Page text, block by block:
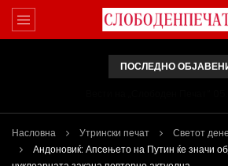
ПОСЛЕДНО
Насловна Утрински печат
Светот
Андоновиќ: Апсењето на Путин ќе значи